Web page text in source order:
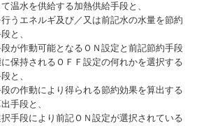
温水を供給する加熱供給手段と、
うエネルギ及び／又は前記水の水量を節約
と、
が作動可能となるＯＮ設定と前記節約手段
保持されるＯＦＦ設定の何れかを選択する
と、
の作動により得られる節約効果を算出する
手段と、
手段により前記ＯＮ設定が選択されている